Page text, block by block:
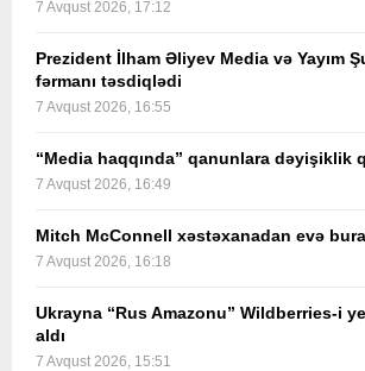
7 Avqust 2026, 17:12
Prezident İlham Əliyev Media və Yayım
fərmanı təsdiqlədi
7 Avqust 2026, 16:55
“Media haqqında” qanunlara dəyişiklik
7 Avqust 2026, 16:49
Mitch McConnell xəstəxanadan evə
7 Avqust 2026, 16:18
Ukrayna “Rus Amazonu” Wildberries-i
aldı
7 Avqust 2026, 15:51